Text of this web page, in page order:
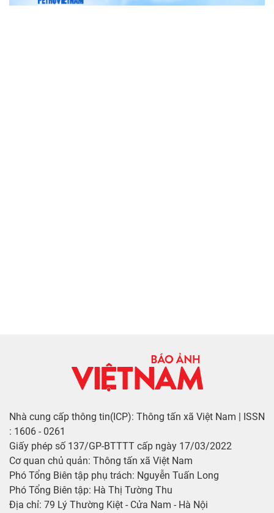
Nhà cung cấp thông tin(ICP): Thông tấn xã Việt Nam | ISSN
: 1606 - 0261
Giấy phép số 137/GP-BTTTT cấp ngày 17/03/2022
Cơ quan chủ quản: Thông tấn xã Việt Nam
Phó Tổng Biên tập phụ trách: Nguyễn Tuấn Long
Phó Tổng Biên tập: Hà Thị Tường Thu
Địa chỉ: 79 Lý Thường Kiệt - Cửa Nam - Hà Nội